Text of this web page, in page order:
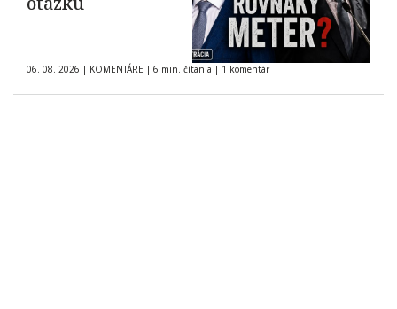
06. 08. 2026 | KOMENTÁRE | 6 min. čítania | 1 komentár